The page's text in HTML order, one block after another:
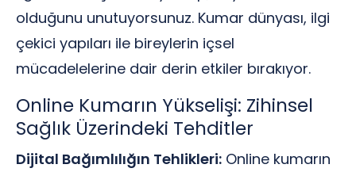
olduğunu unutuyorsunuz. Kumar dünyası, ilgi
çekici yapıları ile bireylerin içsel
mücadelelerine dair derin etkiler bırakıyor.
Online Kumarın Yükselişi: Zihinsel
Sağlık Üzerindeki Tehditler
Dijital Bağımlılığın Tehlikleri: Online kumarın